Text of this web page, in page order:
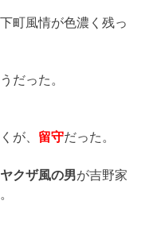
町風情が色濃く残っ
だった。
が、 留守だった。
クザ風の男が吉野家